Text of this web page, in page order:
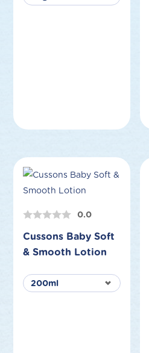
0.0
Cussons Baby Soft
& Smooth Lotion